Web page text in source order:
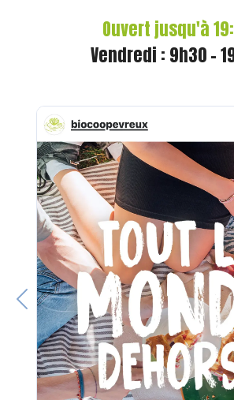
Ouvert jusqu'à
Vendredi : 9h30 -
Previous